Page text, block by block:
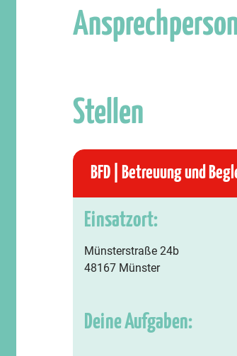
Stellen
BFD | Betreuung und
Einsatzort:
Münsterstraße 24b
48167 Münster
Deine Aufgaben: